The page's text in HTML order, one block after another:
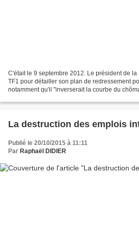
C'était le 9 septembre 2012. Le président de
TF1 pour détailler son plan de redressement
notamment qu'il "inverserait la courbe du
La destruction des emplois
Publié le 20/10/2015 à 11:11
Par Raphaël DIDIER